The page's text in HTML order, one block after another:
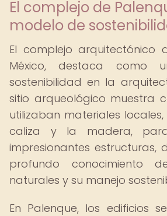
El complejo de
modelo de
El complejo arquitectónico
México, destaca como
sostenibilidad en la
sitio arqueológico muestra
utilizaban materiales
caliza y la madera,
impresionantes estructuras,
profundo conocimiento
naturales y su manejo
En Palenque, los edificios